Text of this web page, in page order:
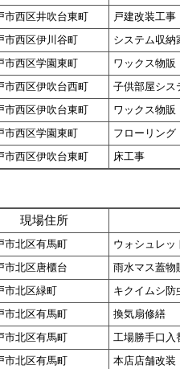
市西区井吹台東町
戸建改装工事
市西区伊川谷町
システム収納
市西区学園東町
ワックス物販
市西区伊吹台西町
子供部屋シス
市西区伊吹台東町
ワックス物販
市西区学園東町
フローリング
市西区伊吹台東町 床工事
現場住所
市北区有馬町
ウォシュレッ
市北区唐櫃台
雨水マス蓋物
市北区緑町
キクイムシ防
市北区有馬町
換気扇修繕
市北区有馬町
工場勝手口入
市北区有馬町
本店店舗改装